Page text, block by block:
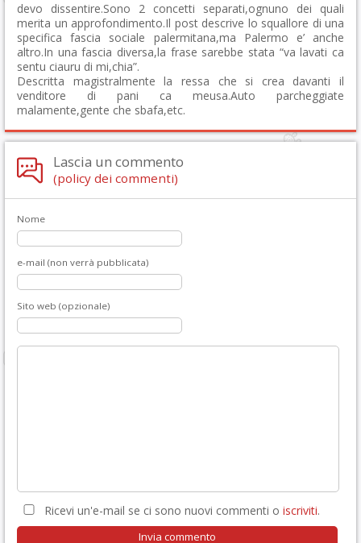
devo dissentire.Sono 2 concetti separati,ognuno dei quali
merita un approfondimento.Il post descrive lo squallore di una
specifica fascia sociale palermitana,ma Palermo e’ anche
altro.In una fascia diversa,la frase sarebbe stata “va lavati ca
sentu ciauru di mi,chia”.
Descritta magistralmente la ressa che si crea davanti il
venditore di pani ca meusa.Auto parcheggiate
malamente,gente che sbafa,etc.
Lascia un commento
(policy dei commenti)
Nome
e-mail (non verrà pubblicata)
Sito web (opzionale)
Ricevi un'e-mail se ci sono nuovi commenti o iscriviti.